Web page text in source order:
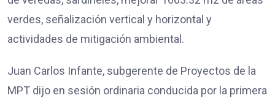
verdes, señalización vertical y horizontal y
actividades de mitigación ambiental.
Juan Carlos Infante, subgerente de Proyectos de la
MPT dijo en sesión ordinaria conducida por la primera